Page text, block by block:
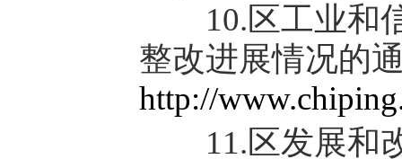
10.区工业和信
整改进展情况的
http://
11.区发展和改